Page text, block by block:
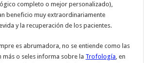
completo o mejor personalizado),
beneficio muy extraordinariamente
y la recuperación de los pacientes.
es abrumadora, no se entiende como las
más o seles informa sobre la Trofología, en